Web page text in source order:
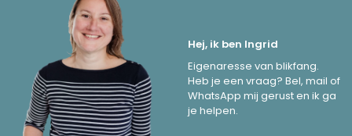
Hej, ik ben Ingrid
Eigenaresse van blikfang.
Heb je een vraag? Bel, mail of
WhatsApp mij gerust en ik ga
je helpen.